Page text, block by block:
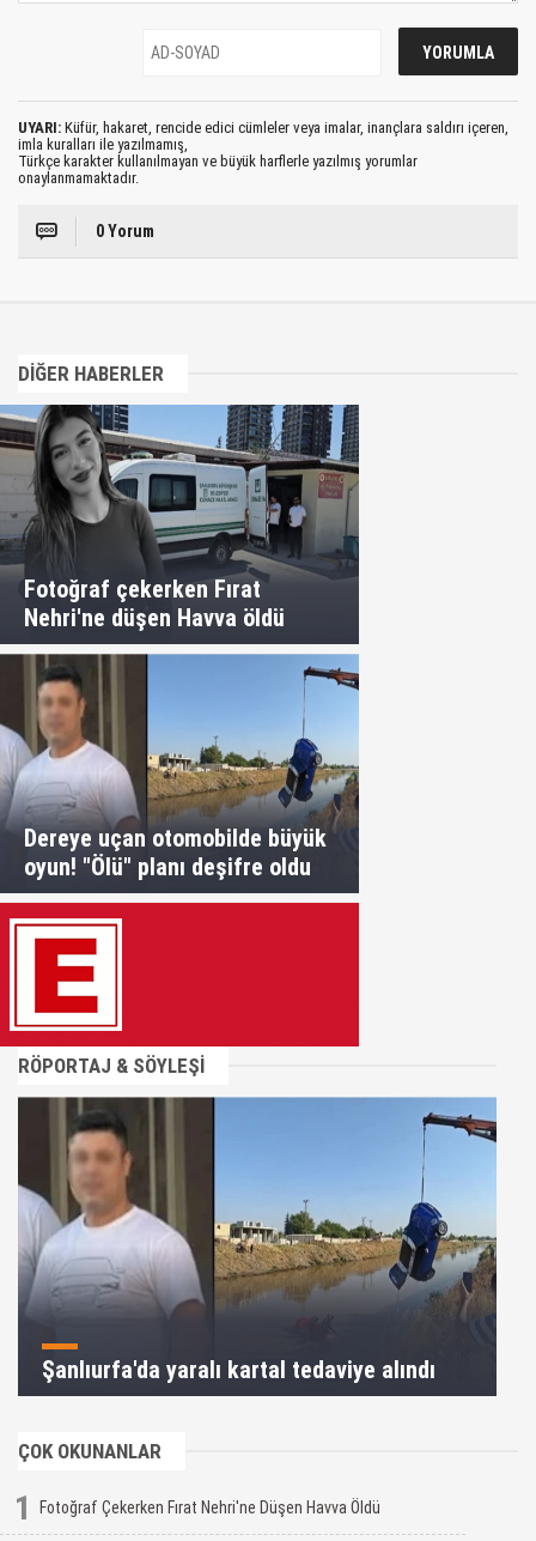
UYARI: Küfür, hakaret, rencide edici cümleler veya imalar, inançlara saldırı içeren,
imla kuralları ile yazılmamış,
Türkçe karakter kullanılmayan ve büyük harflerle yazılmış yorumlar
onaylanmamaktadır.
0 Yorum
DİĞER HABERLER
Fotoğraf çekerken Fırat
Nehri'ne düşen Havva öldü
Dereye uçan otomobilde büyük
oyun! "Ölü" planı deşifre oldu
RÖPORTAJ & SÖYLEŞİ
Şanlıurfa'da yaralı kartal tedaviye alındı
ÇOK OKUNANLAR
1 Fotoğraf Çekerken Fırat Nehri'ne Düşen Havva Öldü